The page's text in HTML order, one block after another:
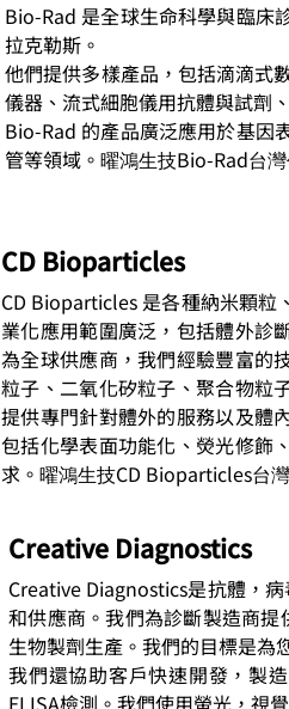
Bio-Rad 是全球生命科學與臨床
拉克勒斯。
他們提供多樣產品，包括滴滴式
儀器、流式細胞儀用抗體與試劑
Bio-Rad 的產品廣泛應用於基因
管等領域。 曜鴻生技Bio-Rad台灣
CD Bioparticles
CD Bioparticles 是各種納米顆粒
業化應用範圍廣泛，包括體外診
為全球供應商，我們經驗豐富的
粒子、二氧化矽粒子、聚合物粒
提供專門針對體外的服務以及體
包括化學表面功能化、熒光修飾
求。 曜鴻生技CD Bioparticles台
Creative Diagnostics
Creative Diagnostics是抗體，
和供應商。我們為診斷製造商
生物製劑生產。我們的目標是為
我們還協助客戶快速開發，製
ELISA檢測。我們使用螢光，視